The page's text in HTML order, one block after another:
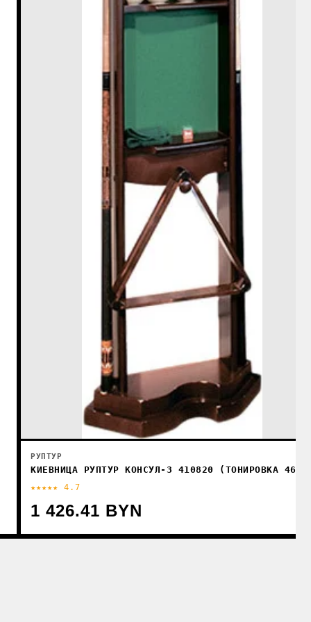
РУПТУР
КИЕВНИЦА РУПТУР КОНСУЛ-3 410820 (ТОНИРОВКА 46/
★★★★★ 4.7
1 426.41 BYN